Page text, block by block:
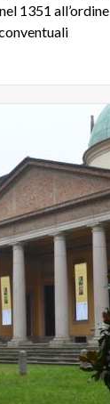
1351 all’ordine